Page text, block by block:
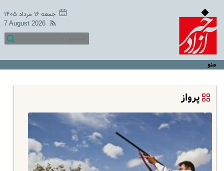
جمعه ۱۶ مرداد ۱۴۰۵
7 August 2026
منو
پرواز